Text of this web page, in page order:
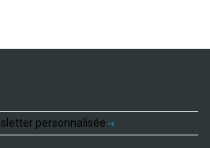
personnalisée